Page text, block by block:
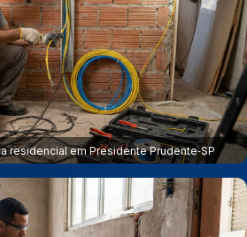
residencial em Presidente Prudente‑SP